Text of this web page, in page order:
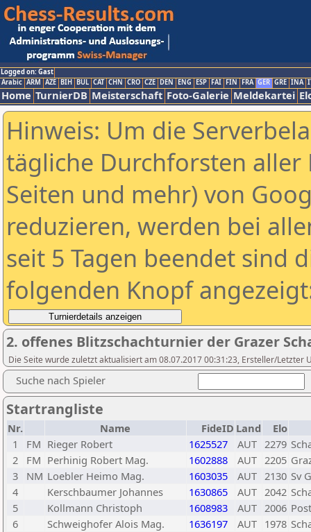
Logged on: Gast
Arabic ARM AZE BIH BUL CAT CHN CRO CZE DEN ENG ESP FAI FIN FRA GER GRE INA
Home TurnierDB Meisterschaft Foto-Galerie Meldekartei
Hinweis: Um die
tägliche Durchforsten aller
Seiten und mehr) von
reduzieren, werden bei
seit 5 Tagen beendet sind
folgenden Knopf
2. offenes Blitzschachturnier der Grazer
Die Seite wurde zuletzt aktualisiert am 08.07.2017 00:31:23, Ersteller/Letzter
Suche nach Spieler
Startrangliste
Nr. Name FideID Land
Elo
1
FM Rieger Robert 1625527 AUT 2279
2
FM Perhinig Robert Mag. 1602888 AUT 2205
3
NM Loebler Heimo Mag. 1603035 AUT 2130 Sv
4
Kerschbaumer Johannes 1630865 AUT 2042
5
Kollmann Christoph 1608983 AUT 2006
6
Schweighofer Alois Mag. 1636197 AUT 1978